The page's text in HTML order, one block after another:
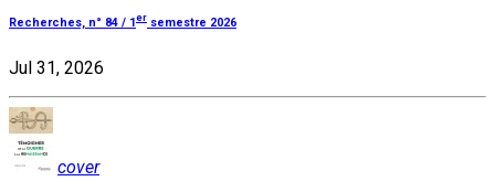
Recherches, n° 84 / 1 er semestre 2026
Jul 31, 2026
cover